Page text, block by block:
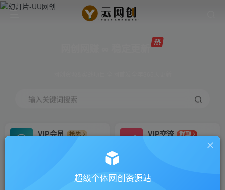
输入关键词搜索
VIP会员
抢先
VIP交流
群聊
研究探讨更多创业项目路子。
会员专属推广链接
招募站长
超级个体网创资源站